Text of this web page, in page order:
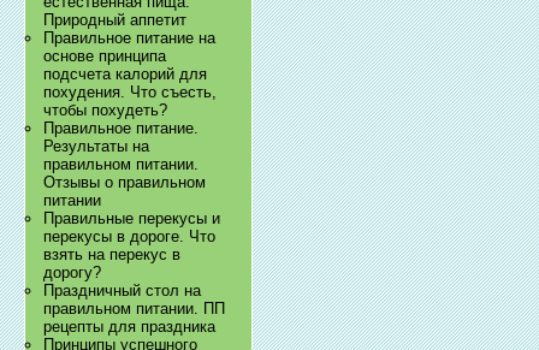
Природный аппетит
Правильное питание на
основе принципа
подсчета калорий для
похудения. Что съесть,
чтобы похудеть?
Правильное питание.
Результаты на
правильном питании.
Отзывы о правильном
питании
Правильные перекусы и
перекусы в дороге. Что
взять на перекус в
дорогу?
Праздничный стол на
правильном питании. ПП
рецепты для праздника
Принципы успешного